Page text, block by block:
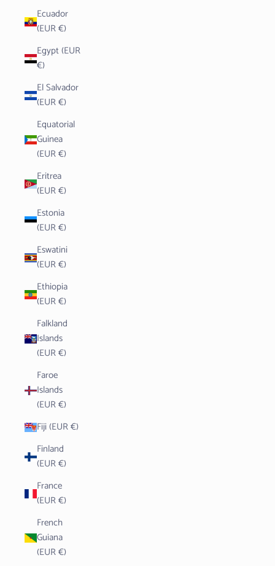
Ecuador
(EUR €)
Egypt (EUR
€)
El Salvador
(EUR €)
Equatorial
Guinea
(EUR €)
Eritrea
(EUR €)
Estonia
(EUR €)
Eswatini
(EUR €)
Ethiopia
(EUR €)
Falkland
Islands
(EUR €)
Faroe
Islands
(EUR €)
Fiji (EUR €)
Finland
(EUR €)
France
(EUR €)
French
Guiana
(EUR €)